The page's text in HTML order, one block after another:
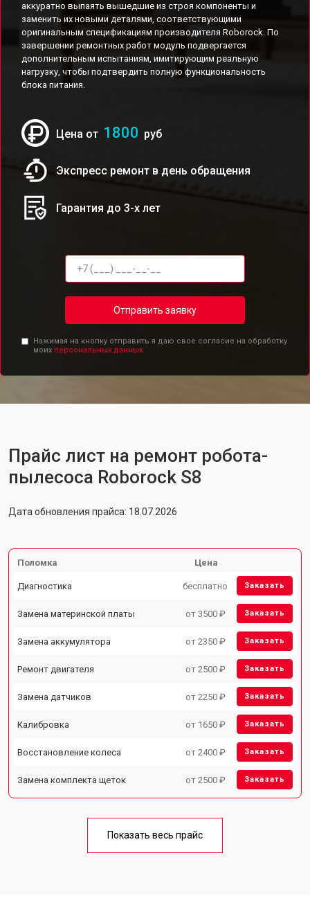
аккуратно выпаять вышедшие из строя компоненты и
заменить их новыми деталями, соответствующими
оригинальным спецификациям производителя Roborock. По
завершении ремонтных работ модуль подвергается
дополнительным испытаниям, имитирующим реальную
нагрузку, чтобы подтвердить полную функциональность
блока питания.
Цена от 1800 руб
Экспресс ремонт в день обращения
Гарантия до 3-х лет
Отправить заявку
Нажимая на кнопку отправить я даю свое согласие на обработку
моих персональных данных.
Прайс лист на ремонт робота-
пылесоса Roborock S8
Дата обновления прайса: 18.07.2026
Поломка Цена
Диагностика бесплатно Заказать
Замена материнской платы от 3500 ₽ Заказать
Замена аккумулятора от 2350 ₽ Заказать
Ремонт двигателя от 2500 ₽ Заказать
Замена датчиков от 2250 ₽ Заказать
Калибровка от 1650 ₽ Заказать
Восстановление колеса от 2400 ₽ Заказать
Замена комплекта щеток от 2500 ₽ Заказать
Показать весь прайс